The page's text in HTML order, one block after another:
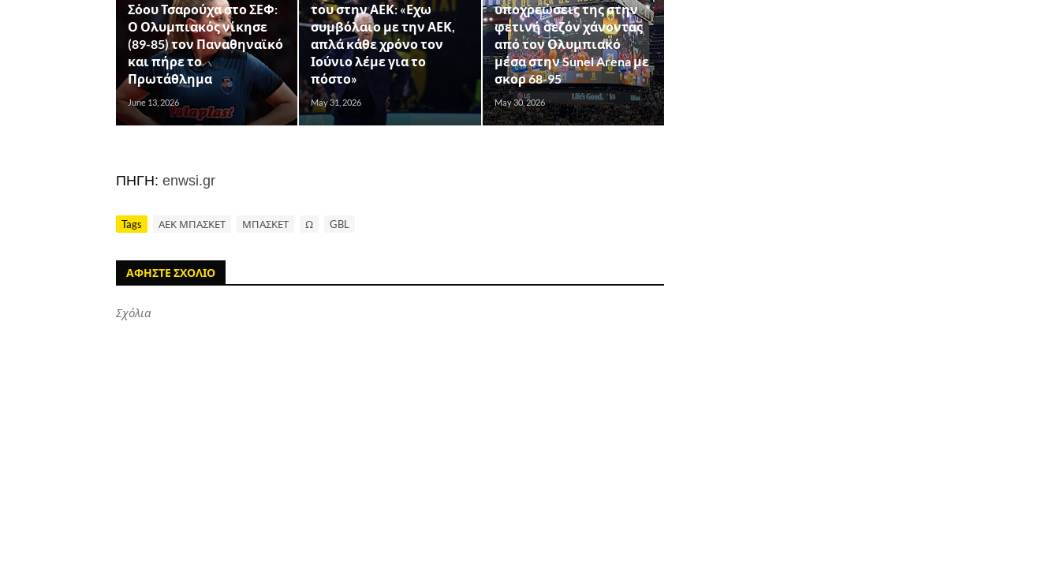
Σόου Τσαρούχα στο ΣΕΦ:
Ο Ολυμπιακός νίκησε
(89-85) τον Παναθηναϊκό
και πήρε το
Πρωτάθλημα
June 13, 2026
του στην ΑΕΚ: «Εχω
συμβόλαιο με την ΑΕΚ,
απλά κάθε χρόνο τον
Ιούνιο λέμε για το
πόστο»
May 31, 2026
υποχρεώσεις της στην
φετινή σεζόν χάνοντας
από τον Ολυμπιακό
μέσα στην Sunel Arena με
σκορ 68-95
May 30, 2026
ΠΗΓΗ: enwsi.gr
Tags ΑΕΚ ΜΠΑΣΚΕΤ ΜΠΑΣΚΕΤ Ω GBL
ΑΦΗΣΤΕ ΣΧΟΛΙΟ
Σχόλια